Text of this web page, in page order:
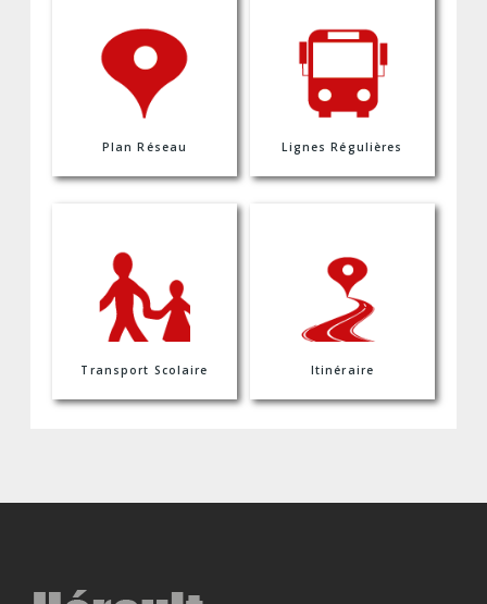
Plan Réseau Lignes Régulières
Transport Scolaire Itinéraire